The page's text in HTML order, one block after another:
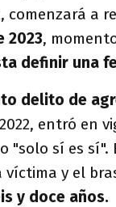
comenzará a
2023,
definir una
delito de
entró en
"solo sí es sí".
y el
y doce años.